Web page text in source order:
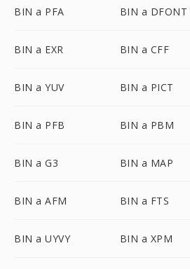
BIN a PFA BIN a DFONT
BIN a EXR BIN a CFF
BIN a YUV BIN a PICT
BIN a PFB BIN a PBM
BIN a G3 BIN a MAP
BIN a AFM BIN a FTS
BIN a UYVY BIN a XPM